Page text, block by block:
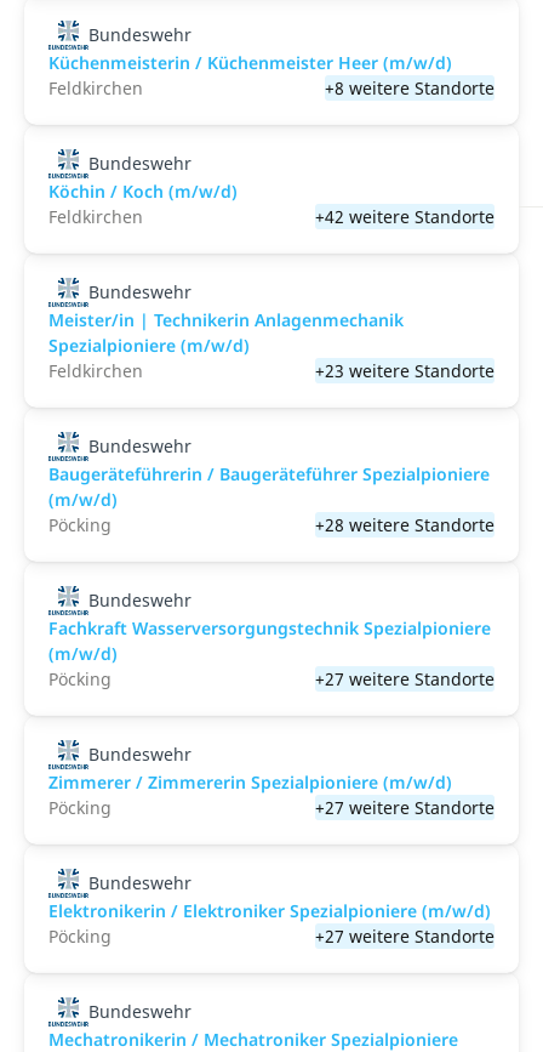
Bundeswehr
Küchenmeisterin / Küchenmeister Heer (m/w/d)
Feldkirchen
+8 weitere Standorte
Bundeswehr
Köchin / Koch (m/w/d)
Feldkirchen
+42 weitere Standorte
Bundeswehr
Meister/in | Technikerin Anlagenmechanik
Spezialpioniere (m/w/d)
Feldkirchen
+23 weitere Standorte
Bundeswehr
Baugeräteführerin / Baugeräteführer Spezialpioniere
(m/w/d)
Pöcking
+28 weitere Standorte
Bundeswehr
Fachkraft Wasserversorgungstechnik Spezialpioniere
(m/w/d)
Pöcking
+27 weitere Standorte
Bundeswehr
Zimmerer / Zimmererin Spezialpioniere (m/w/d)
Pöcking
+27 weitere Standorte
Bundeswehr
Elektronikerin / Elektroniker Spezialpioniere (m/w/d)
Pöcking
+27 weitere Standorte
Bundeswehr
Mechatronikerin / Mechatroniker Spezialpioniere